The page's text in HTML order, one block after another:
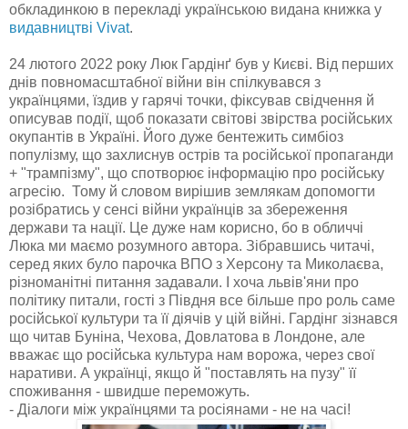
обкладинкою в перекладі українською видана книжка у
видавництві Vivat.
24 лютого 2022 року Люк Гардінґ був у Києві. Від перших
днів повномасштабної війни він спілкувався з
українцями, їздив у гарячі точки, фіксував свідчення й
описував події, щоб показати світові звірства російських
окупантів в Україні. Його дуже бентежить симбіоз
популізму, що захлиснув острів та російської пропаганди
+ "трампізму", що спотворює інформацію про російську
агресію. Тому й словом вирішив землякам допомогти
розібратись у сенсі війни українців за збереження
держави та нації. Це дуже нам корисно, бо в обличчі
Люка ми маємо розумного автора. Зібравшись читачі,
серед яких було парочка ВПО з Херсону та Миколаєва,
різноманітні питання задавали. І хоча львів'яни про
політику питали, гості з Півдня все більше про роль саме
російської культури та її діячів у цій війні. Гардінг зізнався
що читав Буніна, Чехова, Довлатова в Лондоне, але
вважає що російська культура нам ворожа, через свої
наративи. А українці, якщо й "поставлять на пузу" її
споживання - швидше переможуть.
- Діалоги між українцями та росіянами - не на часі!